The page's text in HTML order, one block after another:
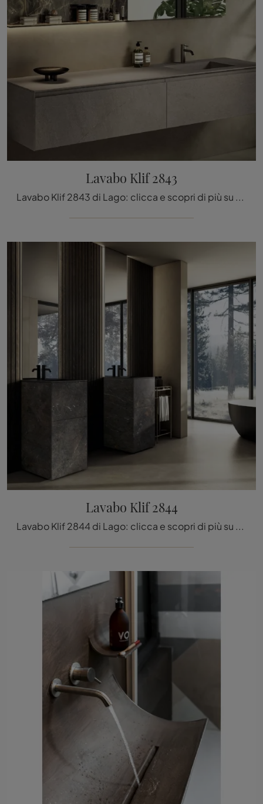
Lavabo Klif 2843
Lavabo Klif 2843 di Lago: clicca e scopri di più su sanitari in pietra e accessori della firma.
Lavabo Klif 2844
Lavabo Klif 2844 di Lago: clicca e scopri di più su sanitari in pietra e accessori della firma.